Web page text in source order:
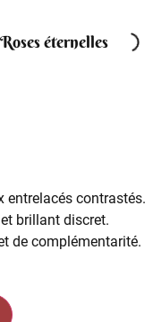
Roses éternelles
entrelacés contrastés.
brillant discret.
de complémentarité.